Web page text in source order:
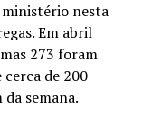
nesta
Em abril
273 foram
de 200
semana.